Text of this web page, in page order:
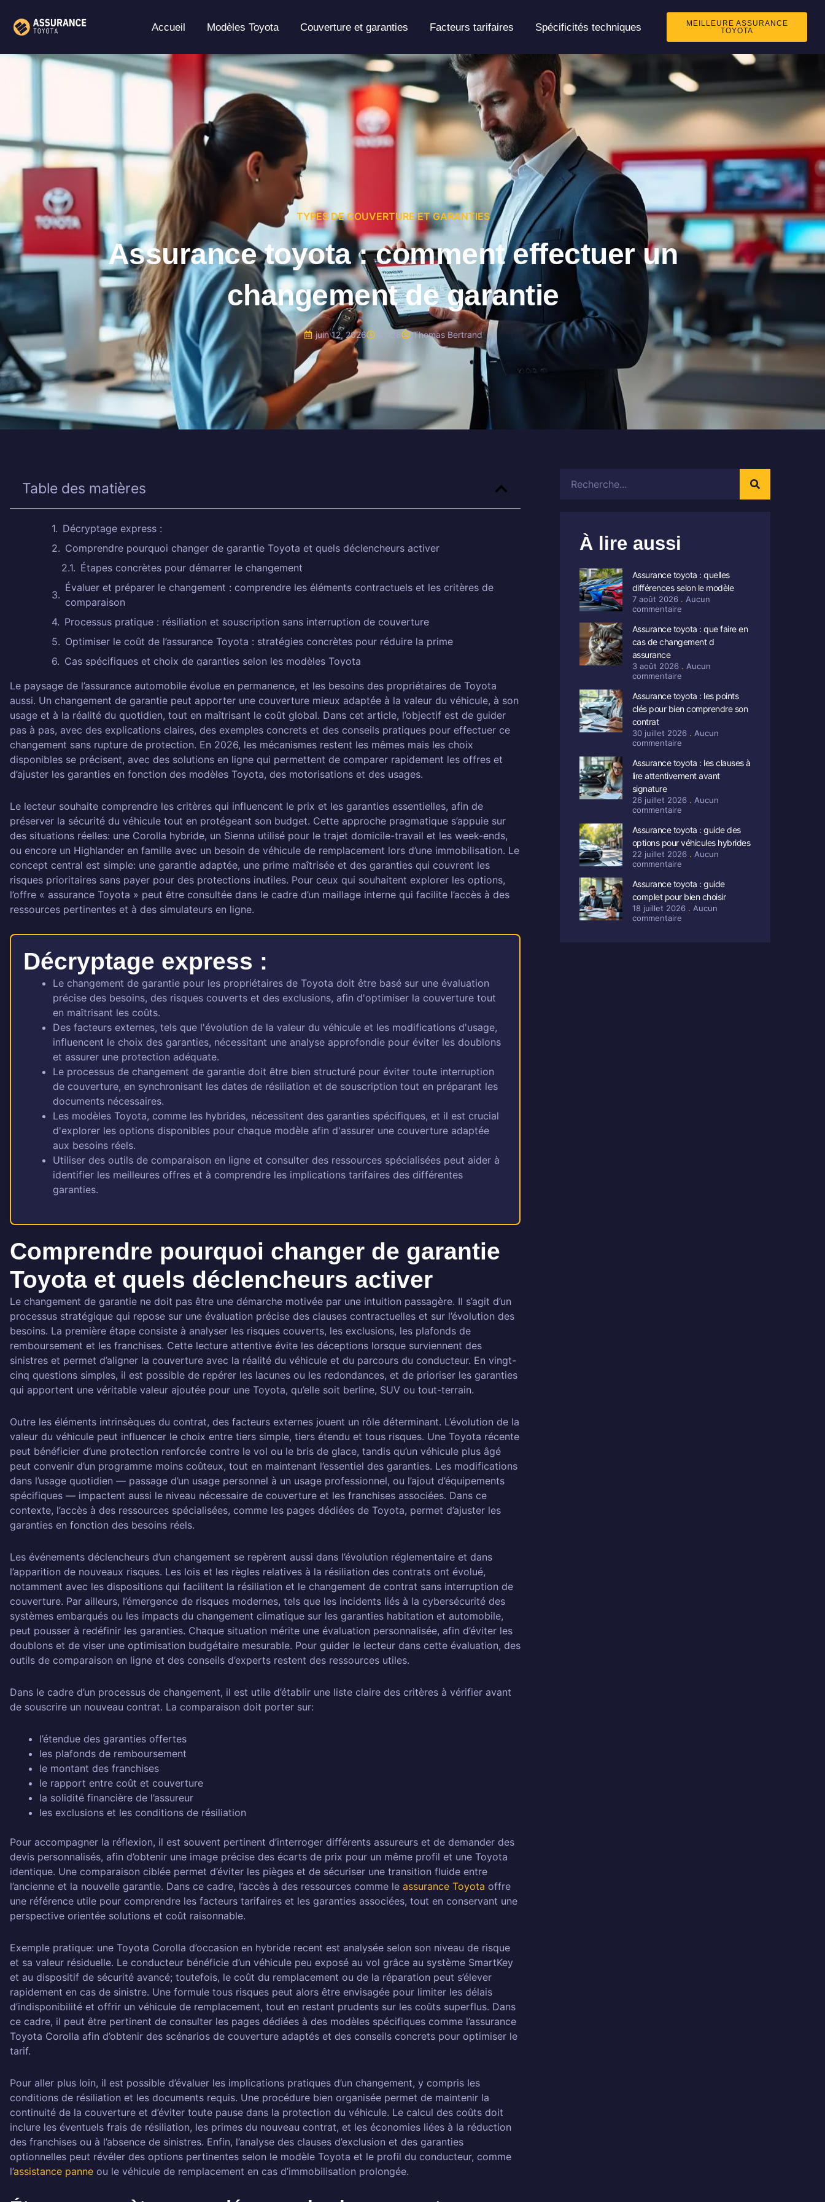
contenu
Accueil Modèles Toyota Couverture et garanties Facteurs tarifaires Spécificités techniques
MEILLEURE ASSURANCE
TOYOTA
TYPES DE COUVERTURE ET GARANTIES
Assurance toyota : comment effectuer un
changement de garantie
juin 12, 2026 07:28 Thomas Bertrand
Table des matières
Décryptage express :
Comprendre pourquoi changer de garantie Toyota et quels déclencheurs activer
Étapes concrètes pour démarrer le changement
Évaluer et préparer le changement : comprendre les éléments contractuels et les critères de
comparaison
Processus pratique : résiliation et souscription sans interruption de couverture
Optimiser le coût de l’assurance Toyota : stratégies concrètes pour réduire la prime
Cas spécifiques et choix de garanties selon les modèles Toyota
Points de clarification
Comment changer ma garantie d'assurance Toyota?
Quels documents sont nécessaires pour changer d'assurance Toyota?
Quand puis-je changer mon assurance Toyota?
Quel est l'impact de la valeur de mon véhicule sur l'assurance?
Comment comparer les offres d'assurance pour ma Toyota?
Laisser un commentaire Annuler la réponse
À lire aussi
Le paysage de l’assurance automobile évolue en permanence, et les besoins des propriétaires de Toyota
aussi. Un changement de garantie peut apporter une couverture mieux adaptée à la valeur du véhicule, à son
usage et à la réalité du quotidien, tout en maîtrisant le coût global. Dans cet article, l’objectif est de guider
pas à pas, avec des explications claires, des exemples concrets et des conseils pratiques pour effectuer ce
changement sans rupture de protection. En 2026, les mécanismes restent les mêmes mais les choix
disponibles se précisent, avec des solutions en ligne qui permettent de comparer rapidement les offres et
d’ajuster les garanties en fonction des modèles Toyota, des motorisations et des usages.
Le lecteur souhaite comprendre les critères qui influencent le prix et les garanties essentielles, afin de
préserver la sécurité du véhicule tout en protégeant son budget. Cette approche pragmatique s’appuie sur
des situations réelles: une Corolla hybride, un Sienna utilisé pour le trajet domicile-travail et les week-ends,
ou encore un Highlander en famille avec un besoin de véhicule de remplacement lors d’une immobilisation. Le
concept central est simple: une garantie adaptée, une prime maîtrisée et des garanties qui couvrent les
risques prioritaires sans payer pour des protections inutiles. Pour ceux qui souhaitent explorer les options,
l’offre « assurance Toyota » peut être consultée dans le cadre d’un maillage interne qui facilite l’accès à des
ressources pertinentes et à des simulateurs en ligne.
Décryptage express :
Le changement de garantie pour les propriétaires de Toyota doit être basé sur une évaluation
précise des besoins, des risques couverts et des exclusions, afin d'optimiser la couverture tout
en maîtrisant les coûts.
Des facteurs externes, tels que l'évolution de la valeur du véhicule et les modifications d'usage,
influencent le choix des garanties, nécessitant une analyse approfondie pour éviter les doublons
et assurer une protection adéquate.
Le processus de changement de garantie doit être bien structuré pour éviter toute interruption
de couverture, en synchronisant les dates de résiliation et de souscription tout en préparant les
documents nécessaires.
Les modèles Toyota, comme les hybrides, nécessitent des garanties spécifiques, et il est crucial
d'explorer les options disponibles pour chaque modèle afin d'assurer une couverture adaptée
aux besoins réels.
Utiliser des outils de comparaison en ligne et consulter des ressources spécialisées peut aider à
identifier les meilleures offres et à comprendre les implications tarifaires des différentes
garanties.
Comprendre pourquoi changer de garantie
Toyota et quels déclencheurs activer
Le changement de garantie ne doit pas être une démarche motivée par une intuition passagère. Il s’agit d’un
processus stratégique qui repose sur une évaluation précise des clauses contractuelles et sur l’évolution des
besoins. La première étape consiste à analyser les risques couverts, les exclusions, les plafonds de
remboursement et les franchises. Cette lecture attentive évite les déceptions lorsque surviennent des
sinistres et permet d’aligner la couverture avec la réalité du véhicule et du parcours du conducteur. En vingt-
cinq questions simples, il est possible de repérer les lacunes ou les redondances, et de prioriser les garanties
qui apportent une véritable valeur ajoutée pour une Toyota, qu’elle soit berline, SUV ou tout-terrain.
Outre les éléments intrinsèques du contrat, des facteurs externes jouent un rôle déterminant. L’évolution de la
valeur du véhicule peut influencer le choix entre tiers simple, tiers étendu et tous risques. Une Toyota récente
peut bénéficier d’une protection renforcée contre le vol ou le bris de glace, tandis qu’un véhicule plus âgé
peut convenir d’un programme moins coûteux, tout en maintenant l’essentiel des garanties. Les modifications
dans l’usage quotidien — passage d’un usage personnel à un usage professionnel, ou l’ajout d’équipements
spécifiques — impactent aussi le niveau nécessaire de couverture et les franchises associées. Dans ce
contexte, l’accès à des ressources spécialisées, comme les pages dédiées de Toyota, permet d’ajuster les
garanties en fonction des besoins réels.
Les événements déclencheurs d’un changement se repèrent aussi dans l’évolution réglementaire et dans
l’apparition de nouveaux risques. Les lois et les règles relatives à la résiliation des contrats ont évolué,
notamment avec les dispositions qui facilitent la résiliation et le changement de contrat sans interruption de
couverture. Par ailleurs, l’émergence de risques modernes, tels que les incidents liés à la cybersécurité des
systèmes embarqués ou les impacts du changement climatique sur les garanties habitation et automobile,
peut pousser à redéfinir les garanties. Chaque situation mérite une évaluation personnalisée, afin d’éviter les
doublons et de viser une optimisation budgétaire mesurable. Pour guider le lecteur dans cette évaluation, des
outils de comparaison en ligne et des conseils d’experts restent des ressources utiles.
Dans le cadre d’un processus de changement, il est utile d’établir une liste claire des critères à vérifier avant
de souscrire un nouveau contrat. La comparaison doit porter sur:
l’étendue des garanties offertes
les plafonds de remboursement
le montant des franchises
le rapport entre coût et couverture
la solidité financière de l’assureur
les exclusions et les conditions de résiliation
Pour accompagner la réflexion, il est souvent pertinent d’interroger différents assureurs et de demander des
devis personnalisés, afin d’obtenir une image précise des écarts de prix pour un même profil et une Toyota
identique. Une comparaison ciblée permet d’éviter les pièges et de sécuriser une transition fluide entre
l’ancienne et la nouvelle garantie. Dans ce cadre, l’accès à des ressources comme le assurance Toyota offre
une référence utile pour comprendre les facteurs tarifaires et les garanties associées, tout en conservant une
perspective orientée solutions et coût raisonnable.
Exemple pratique: une Toyota Corolla d’occasion en hybride recent est analysée selon son niveau de risque
et sa valeur résiduelle. Le conducteur bénéficie d’un véhicule peu exposé au vol grâce au système SmartKey
et au dispositif de sécurité avancé; toutefois, le coût du remplacement ou de la réparation peut s’élever
rapidement en cas de sinistre. Une formule tous risques peut alors être envisagée pour limiter les délais
d’indisponibilité et offrir un véhicule de remplacement, tout en restant prudents sur les coûts superflus. Dans
ce cadre, il peut être pertinent de consulter les pages dédiées à des modèles spécifiques comme l’assurance
Toyota Corolla afin d’obtenir des scénarios de couverture adaptés et des conseils concrets pour optimiser le
tarif.
Pour aller plus loin, il est possible d’évaluer les implications pratiques d’un changement, y compris les
conditions de résiliation et les documents requis. Une procédure bien organisée permet de maintenir la
continuité de la couverture et d’éviter toute pause dans la protection du véhicule. Le calcul des coûts doit
inclure les éventuels frais de résiliation, les primes du nouveau contrat, et les économies liées à la réduction
des franchises ou à l’absence de sinistres. Enfin, l’analyse des clauses d’exclusion et des garanties
optionnelles peut révéler des options pertinentes selon le modèle Toyota et le profil du conducteur, comme
l’assistance panne ou le véhicule de remplacement en cas d’immobilisation prolongée.
À lire aussi
Assurance toyota : quelles
différences selon le modèle
7 août 2026
Aucun
commentaire
Assurance toyota : que faire en
cas de changement d
assurance
3 août 2026
Aucun
commentaire
Assurance toyota : les points
clés pour bien comprendre son
contrat
30 juillet 2026
Aucun
commentaire
Assurance toyota : les clauses à
lire attentivement avant
signature
26 juillet 2026
Aucun
commentaire
Assurance toyota : guide des
options pour véhicules hybrides
22 juillet 2026
Aucun
commentaire
Assurance toyota : guide
complet pour bien choisir
18 juillet 2026
Aucun
commentaire